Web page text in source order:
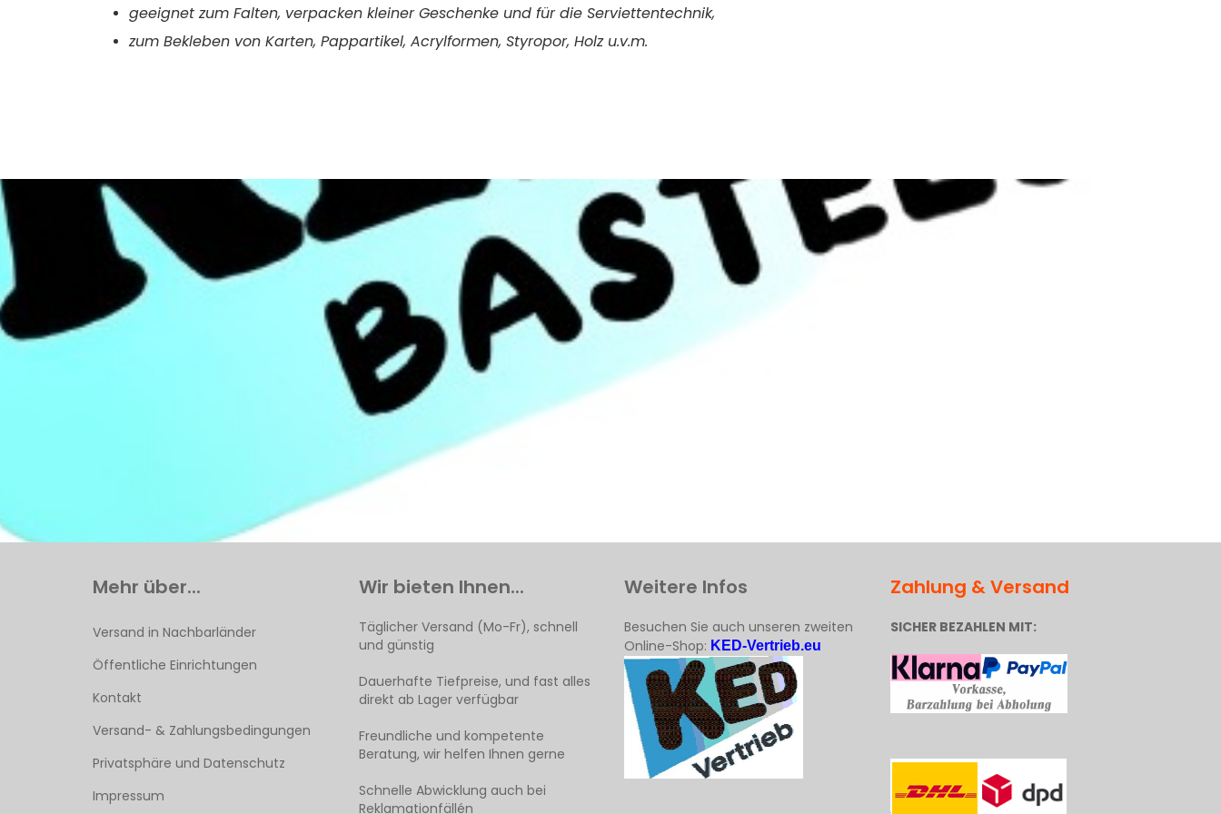
geeignet zum Falten, verpacken kleinerGeschenke und für die Serviettentechnik,
zum Bekleben von Karten, Pappartikel, Acrylformen, Styropor, Holz u.v.m.
Mehr über...
Versand in Nachbarländer
Öffentliche Einrichtungen
Kontakt
Versand- & Zahlungsbedingungen
Privatsphäre und Datenschutz
Impressum
Wir bieten Ihnen...
Täglicher Versand (Mo-Fr), schnell
und günstig
Dauerhafte Tiefpreise, und fast alles
direkt ab Lager verfügbar
Freundliche und kompetente
Beratung, wir helfen Ihnen gerne
Schnelle Abwicklung auch bei
Reklamationfällén
Weitere Infos
Besuchen Sie auch unseren zweiten
Online-Shop: KED-Vertrieb.eu
Zahlung & Versand
SICHER BEZAHLEN MIT: